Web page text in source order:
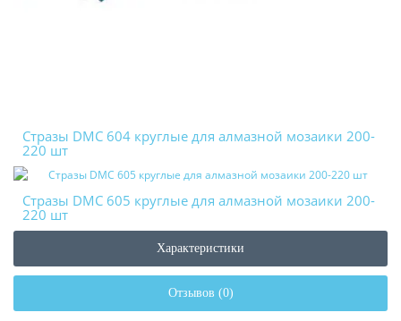
Стразы DMC 604 круглые для алмазной мозаики 200-
220 шт
Стразы DMC 605 круглые для алмазной мозаики 200-
220 шт
Характеристики
Отзывов (0)